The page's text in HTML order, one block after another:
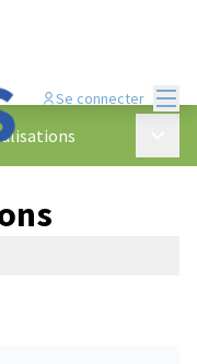
Se connecter